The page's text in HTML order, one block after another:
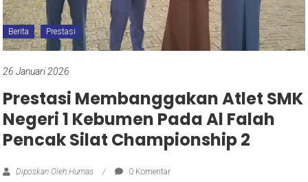
Berita Prestasi
26 Januari 2026
Prestasi Membanggakan Atlet SMK
Negeri 1 Kebumen Pada Al Falah
Pencak Silat Championship 2
Diposkan Oleh:Humas 0 Komentar